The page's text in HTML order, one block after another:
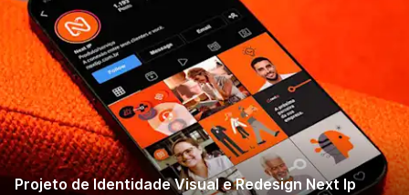
Projeto de Identidade Visual e Redesign Next Ip